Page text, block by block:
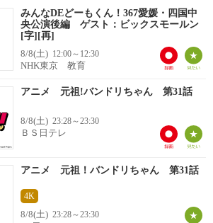
みんなDEどーもくん！367愛媛・四国中
央公演後編 ゲスト：ビックスモールン
[字][再]
8/8(土) 12:00～12:30
NHK東京 教育
アニメ 元祖!バンドリちゃん 第31話
8/8(土) 23:28～23:30
ＢＳ日テレ
アニメ 元祖！バンドリちゃん 第31話
4K
8/8(土) 23:28～23:30